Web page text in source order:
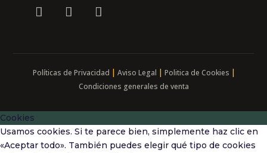
Políticas de Privacidad Aviso Legal Politica de Cookies
Condiciones generales de venta
Cookies
Usamos cookies. Si te parece bien, simplemente haz clic en
«Aceptar todo». También puedes elegir qué tipo de cookies